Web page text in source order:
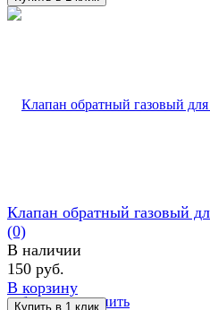
избранное сравнить
Клапан обратный газовый
(0)
В наличии
150 руб.
В корзину